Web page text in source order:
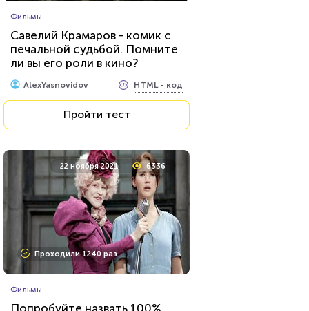
Фильмы
Савелий Крамаров - комик с
печальной судьбой. Помните
ли вы его роли в кино?
AlexYasnovidov HTML - код
Пройти тест
22 ноября 2021 6336
Проходили 1240 раз
Фильмы
Попробуйте назвать 100%